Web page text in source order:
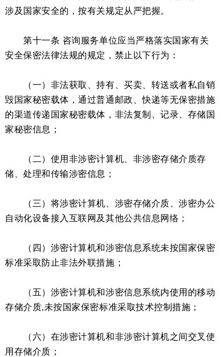
涉及国家安全的，按有关规定从严把握。
第十一条 咨询服务单位应当严格落实国家有关
安全保密法律法规的规定，禁止以下行为：
（一）非法获取、持有、买卖、转送或者私自销
毁国家秘密载体，通过普通邮政、快递等无保密措施
的渠道传递国家秘密载体，非法复制、记录、存储国
家秘密信息；
（二）使用非涉密计算机、非涉密存储介质存
储、处理和传输涉密信息；
（三）将涉密计算机、涉密存储介质、涉密办公
自动化设备接入互联网及其他公共信息网络；
（四）涉密计算机和涉密信息系统未按国家保密
标准采取防止非法外联措施；
（五）涉密计算机和涉密信息系统内使用的移动
存储介质,未按国家保密标准采取技术控制措施；
（六）在涉密计算机和非涉密计算机之间交叉使
用存储介质；